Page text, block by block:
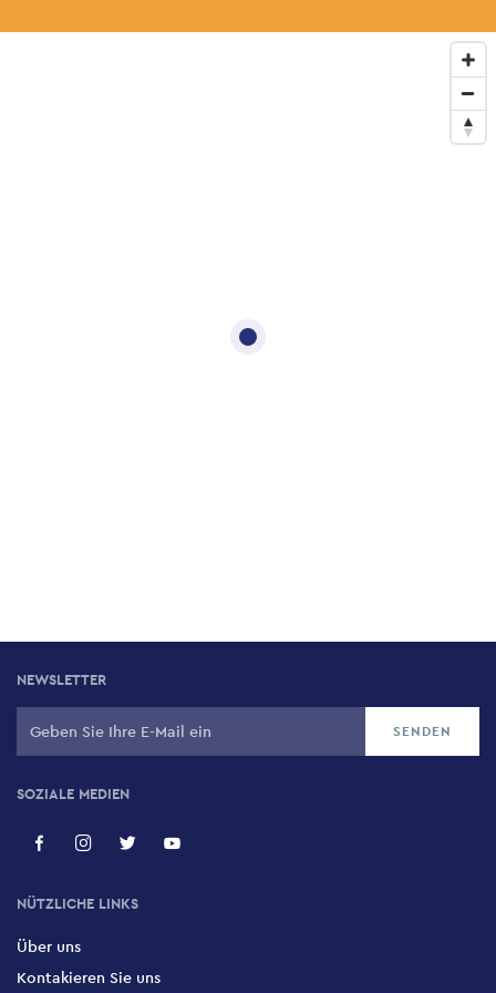
NEWSLETTER
SOZIALE MEDIEN
NÜTZLICHE LINKS
Über uns
Kontakieren Sie uns